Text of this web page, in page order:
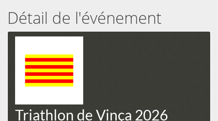
Détail de l'événement
Triathlon de Vinça 2026